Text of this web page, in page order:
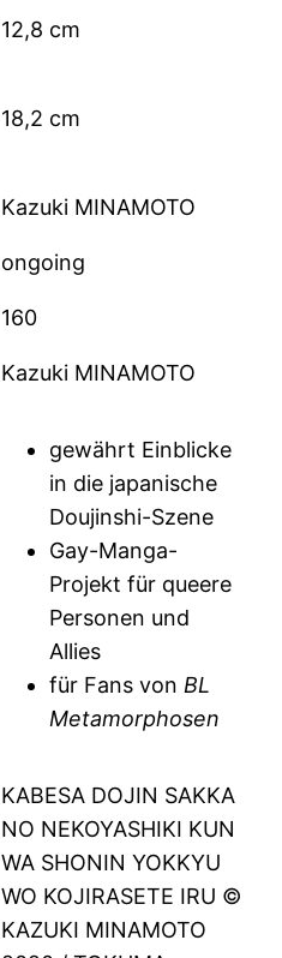
12,8 cm
18,2 cm
Kazuki MINAMOTO
ongoing
160
Kazuki MINAMOTO
gewährt Einblicke
in die japanische
Doujinshi-Szene
Gay-Manga-
Projekt für queere
Personen und
Allies
für Fans von BL
Metamorphosen
KABESA DOJIN SAKKA
NO NEKOYASHIKI KUN
WA SHONIN YOKKYU
WO KOJIRASETE IRU ©
KAZUKI MINAMOTO